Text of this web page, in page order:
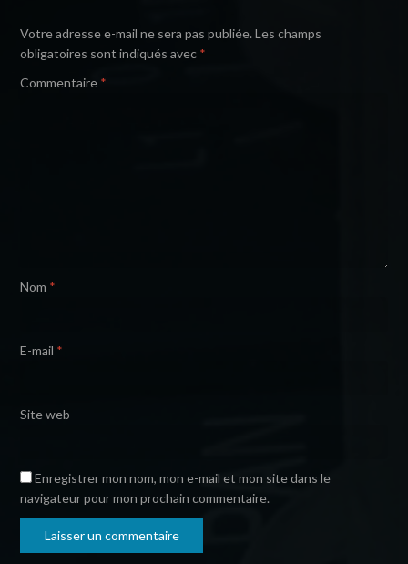
Votre adresse e-mail ne sera pas publiée. Les champs
obligatoires sont indiqués avec *
Commentaire *
Nom *
E-mail *
Site web
Enregistrer mon nom, mon e-mail et mon site dans le
navigateur pour mon prochain commentaire.